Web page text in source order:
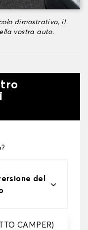
dimostrativo, il
vostra auto.
del
CAMPER)